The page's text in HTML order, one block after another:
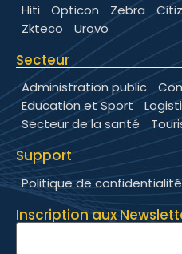
Hiti Opticon Zebra
Zkteco
Urovo
Secteur
Administration public
Education et Sport
Secteur de la santé
Support
Politique de confidentialité
Inscription aux